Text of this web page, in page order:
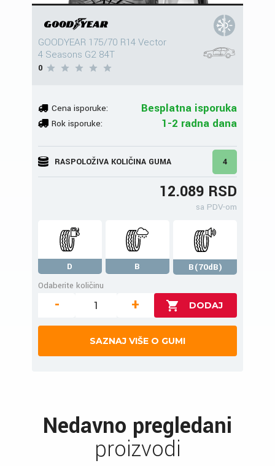
GOODYEAR 175/70 R14 Vector
4 Seasons G2 84T
0
Cena isporuke: Besplatna isporuka
Rok isporuke: 1-2 radna dana
RASPOLOŽIVA KOLIČINA GUMA 4
12.089 RSD
sa PDV-om
D B
B(70dB)
Odaberite količinu
- +
SAZNAJ VIŠE O GUMI
Nedavno pregledani
proizvodi